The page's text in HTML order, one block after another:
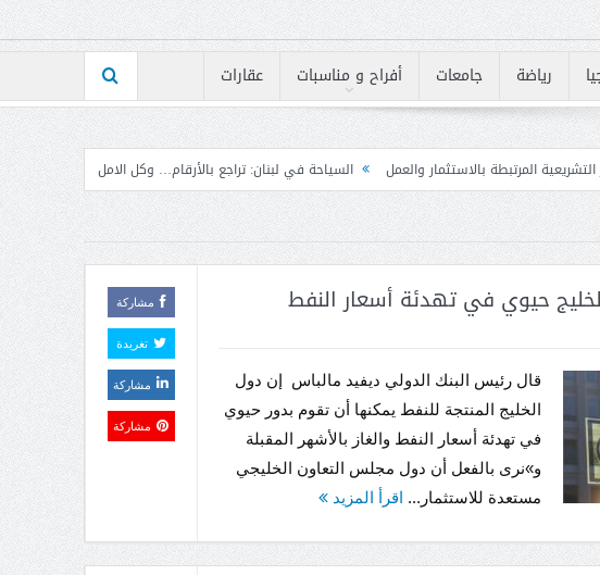
رياضة جامعات أفراح و مناسبات
عقارات
والعمل السياحة في لبنان: تراجع بالأرقام… وكل الامل بشهر «آب» الجاري!
هاني يُطلق
حيوي في تهدئة أسعار النفط
قال رئيس البنك الدولي ديفيد مالباس إن دول
الخليج المنتجة للنفط يمكنها أن تقوم بدور حيوي
في تهدئة أسعار النفط والغاز بالأشهر المقبلة
و»نرى بالفعل أن دول مجلس التعاون الخليجي
مستعدة للاستثمار... اقرأ المزيد
مشاركة
تغريدة
مشاركة
مشاركة